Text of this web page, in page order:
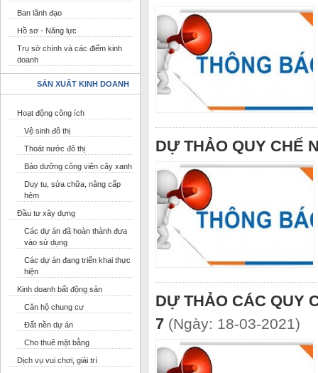
Ban lãnh đạo
Hồ sơ - Năng lực
Trụ sở chính và các điểm kinh
doanh
SẢN XUẤT KINH DOANH
Hoạt động công ích
Vệ sinh đô thị
Thoát nước đô thị
Bảo dưỡng công viên cây xanh
Duy tu, sửa chữa, nâng cấp
hẻm
Đầu tư xây dựng
Các dự án đã hoàn thành đưa
vào sử dụng
Các dự án đang triển khai thực
hiện
Kinh doanh bất động sản
Căn hộ chung cư
Đất nền dự án
Cho thuê mặt bằng
Dịch vụ vui chơi, giải trí
DỰ THẢO QUY CHẾ
DỰ THẢO CÁC QUY
7 (Ngày: 18-03-2021)